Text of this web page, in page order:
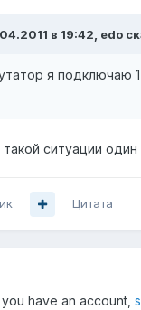
в 19:42, edo
я подключаю
ситуации
Цитата
have an account,